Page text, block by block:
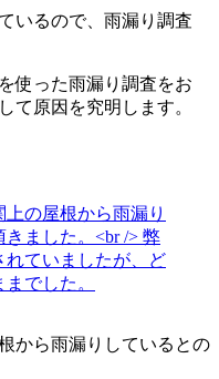
いるので、雨漏り調査
使った雨漏り調査をお
て原因を究明します。
から雨漏りしているとの